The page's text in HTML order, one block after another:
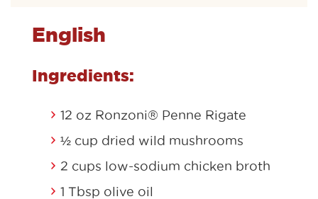
English
Ingredients:
12 oz Ronzoni® Penne Rigate
½ cup dried wild mushrooms
2 cups low-sodium chicken broth
1 Tbsp olive oil